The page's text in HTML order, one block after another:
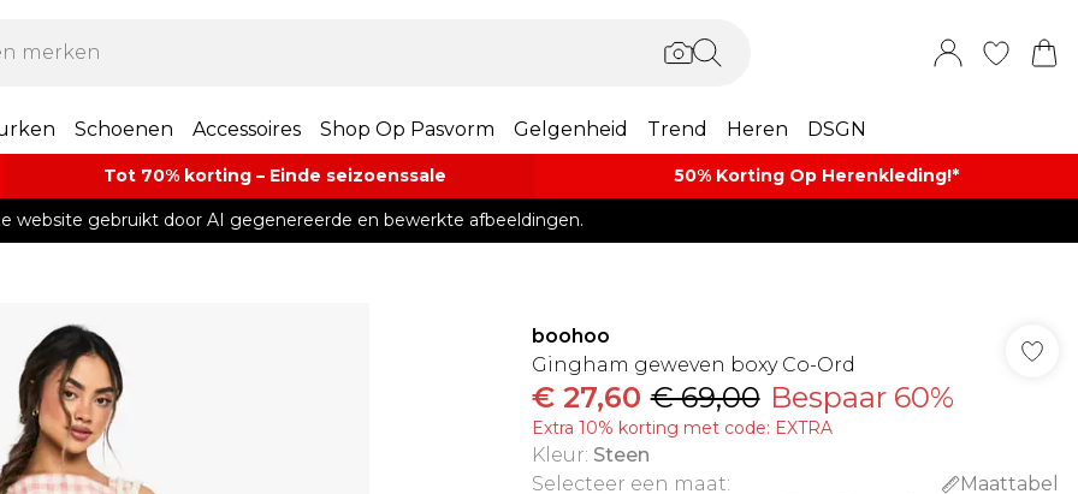
Schoenen Accessoires Shop Op Pasvorm Gelgenheid Trend Heren DSGN
Tot 70% korting – Einde seizoenssale 50% Korting Op Herenkleding​!*​
website gebruikt door AI gegenereerde en bewerkte afbeeldingen.
boohoo
Gingham geweven boxy Co-Ord
€ 27,60 € 69,00 Bespaar 60%
Extra 10% korting met code: EXTRA
Kleur: Steen
Selecteer een maat:
Maattabel